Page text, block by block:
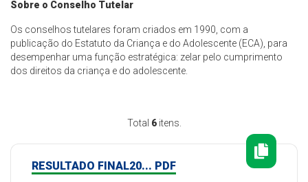
Sobre o Conselho Tutelar
Os conselhos tutelares foram criados em 1990, com a
publicação do Estatuto da Criança e do Adolescente (ECA), para
desempenhar uma função estratégica: zelar pelo cumprimento
dos direitos da criança e do adolescente.
Total 6itens.
RESULTADO FINAL20... PDF